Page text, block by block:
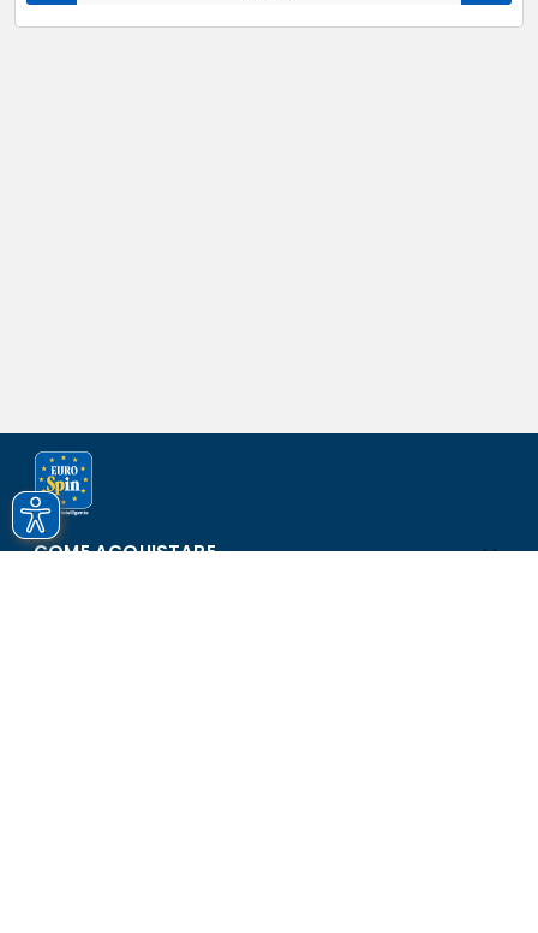
COME ACQUISTARE